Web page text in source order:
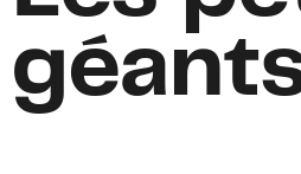
S'INCRIRE